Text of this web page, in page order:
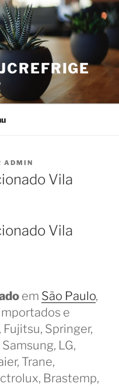
ADMIN
Vila
Vila
em São Paulo,
e
Springer,
LG,
Trane,
Brastemp,